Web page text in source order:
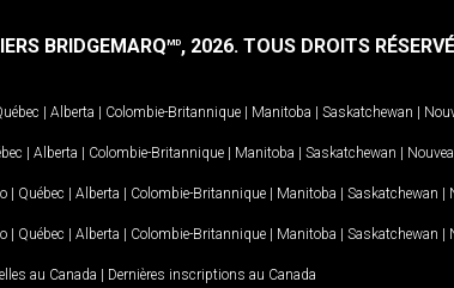
BRIDGEMARQMD, 2026. TOUS DROITS
| Alberta | Colombie-Britannique | Manitoba | Saskatchewan |
| Alberta | Colombie-Britannique | Manitoba | Saskatchewan |
| Québec | Alberta | Colombie-Britannique | Manitoba | Saskatchewan |
| Québec | Alberta | Colombie-Britannique | Manitoba | Saskatchewan |
au Canada | Dernières inscriptions au Canada